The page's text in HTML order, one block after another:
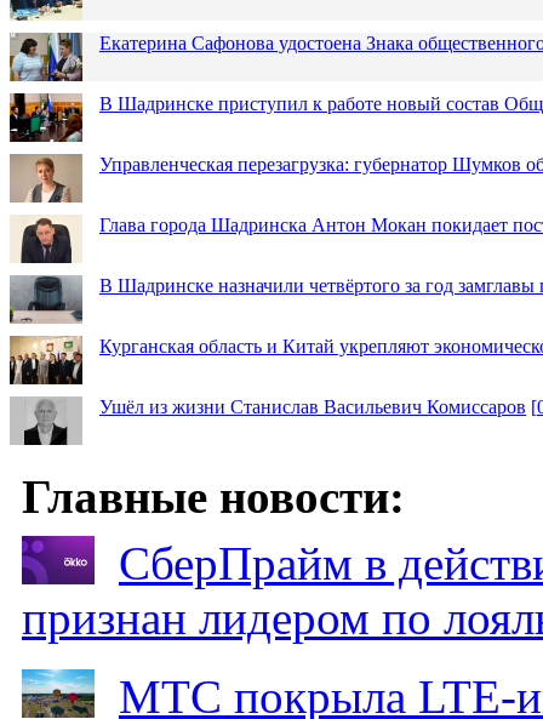
Екатерина Сафонова удостоена Знака
В Шадринске приступил к работе новый состав
Управленческая перезагрузка: губернатор Шумков
Глава города Шадринска Антон Мокан покидает
В Шадринске назначили четвёртого за год замглавы
Курганская область и Китай укрепляют
Ушёл из жизни Станислав Васильевич Комиссаров [
Главные новости:
СберПрайм в
признан лидером по
МТС покрыла LTE-